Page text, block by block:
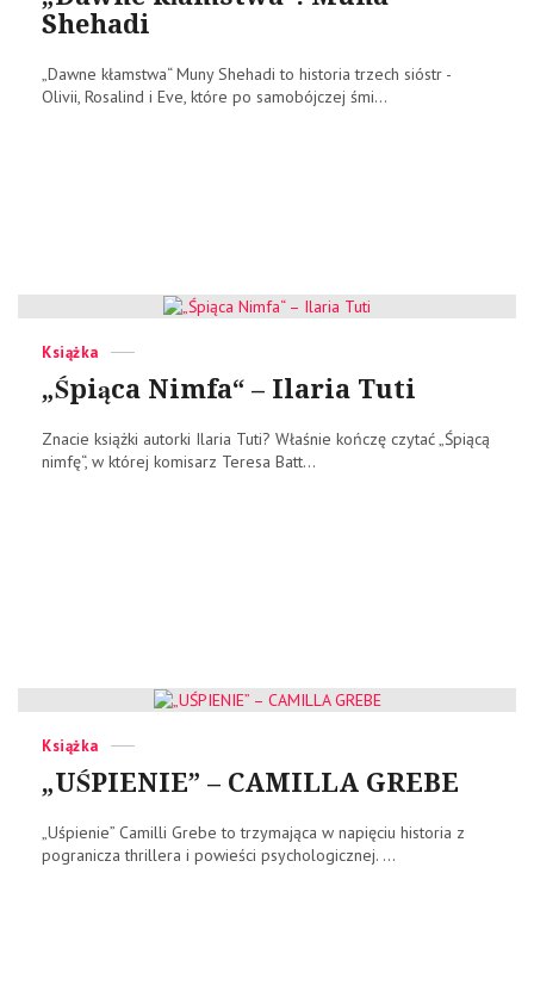
Shehadi
„Dawne kłamstwa“ Muny Shehadi to historia trzech sióstr -
Olivii, Rosalind i Eve, które po samobójczej śmi...
Categories
Książka
„Śpiąca Nimfa“ – Ilaria Tuti
Znacie książki autorki Ilaria Tuti? Właśnie kończę czytać „Śpiącą
nimfę“, w której komisarz Teresa Batt...
Categories
Książka
„UŚPIENIE” – CAMILLA GREBE
„Uśpienie” Camilli Grebe to trzymająca w napięciu historia z
pogranicza thrillera i powieści psychologicznej. ...